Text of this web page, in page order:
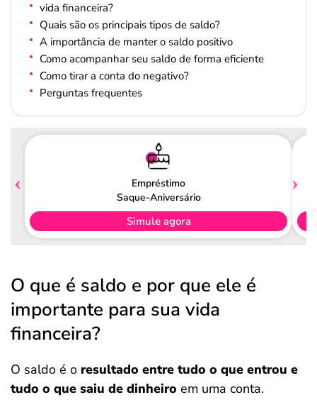
vida financeira?
Quais são os principais tipos de saldo?
A importância de manter o saldo positivo
Como acompanhar seu saldo de forma eficiente
Como tirar a conta do negativo?
Perguntas frequentes
Empréstimo
Saque-Aniversário
Simule agora
O que é saldo e por que ele é
importante para sua vida
financeira?
O saldo é o resultado entre tudo o que entrou e
tudo o que saiu de dinheiro em uma conta.